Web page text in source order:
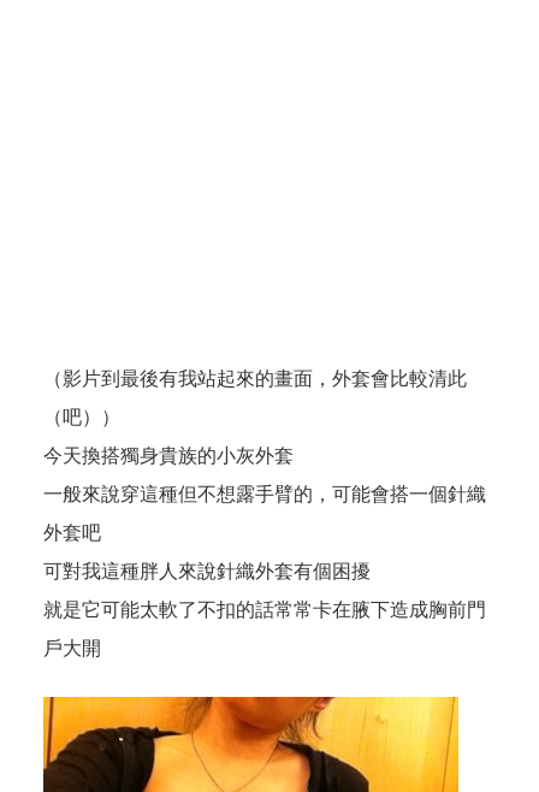
（影片到最後有我站起來的畫面，外套會比較清此
（吧））
今天換搭獨身貴族的小灰外套
一般來說穿這種但不想露手臂的，可能會搭一個針織
外套吧
可對我這種胖人來說針織外套有個困擾
就是它可能太軟了不扣的話常常卡在腋下造成胸前門
戶大開